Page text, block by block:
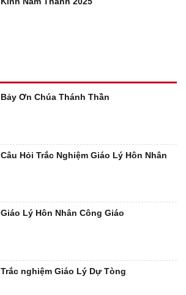
Bảy Ơn Chúa Thánh Thần
Câu Hỏi Trắc Nghiệm Giáo Lý Hôn Nhân
Giáo Lý Hôn Nhân Công Giáo
Trắc nghiệm Giáo Lý Dự Tòng